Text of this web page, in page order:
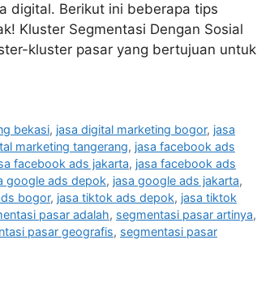
digital. Berikut ini beberapa tips
Kluster Segmentasi Dengan Sosial
kluster pasar yang bertujuan untuk
bekasi, jasa digital marketing bogor, jasa
marketing tangerang, jasa facebook ads
facebook ads jakarta, jasa facebook ads
google ads depok, jasa google ads jakarta,
bogor, jasa tiktok ads depok, jasa tiktok
pasar adalah, segmentasi pasar artinya,
pasar geografis, segmentasi pasar